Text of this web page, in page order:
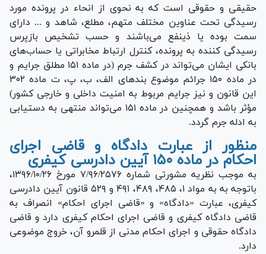
حقیقی و حقوقی است که به نحوی از انحاء در پرونده مورد
رسیدگی تحت عناوین مختلف متهم، مطلع، شاهد و ... دارای
سمت بوده یا ذینفع می‌باشند و حسب تشخیص بازپرس
رسیدگی کننده به پرونده، کنترل ارتباط مخابراتی یا حساب‌های
بانکی ایشان می‌تواند در کشف جرم (در ماده ۱۵۱ مطلق جرایم و
در ماده ۱۵۰ جرائم موضوع بند‌های الف، ب، پ، ت ماده ۳۰۲
این قانون و نیز جرایم مربوط به امنیت داخلی و خارجی کشور)
مؤثر باشد و همچنین در ماده ۱۵۱ می‌تواند منتهی به دستیابی
به ادله جرم گردد.
منظور از عبارت دادگاه و قاضی اجرای
احکام در ماده ۱۵۰ آیین دادرسی کیفری
به موجب نظریه مشورتی شماره ۷/۹۶/۲۵۷۶ مورخ ۱۳۹۶/۱۰/۲۶،
باتوجه به به مواد ۱، ۴۸۵، ۴۸۹، ۴۹۱ و ۵۲۹ قانون آیین دادرسی
کیفری، عبارت «دادگاه» و «قاضی اجرای احکام» انصراف به
قاضی دادگاه کیفری و قاضی اجرای احکام کیفری دارد و قاضی
دادگاه حقوقی و اجرای احکام مدنی از قلمرو آن، خروج موضوعی
دارد.